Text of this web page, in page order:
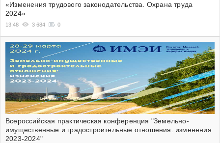
«Изменения трудового законодательства. Охрана труда
2024»
13:48 3 684 0
Всероссийская практическая конференция "Земельно-
имущественные и градостроительные отношения: изменения
2023-2024"